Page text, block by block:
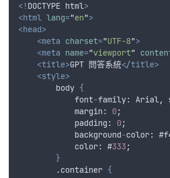
<! DOCTYPE html>
<html lang="en">
<head>
<meta charset="UTF-8">
<meta name="viewport"
<title>GPT 問答系統</title>
<style>
        body
{
font-family: Arial,
margin: 0;
padding : 0;
background-color: #
color: #333 ;
}
        .container
{